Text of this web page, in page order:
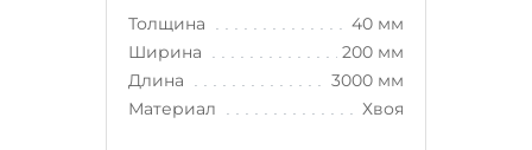
Толщина
40 мм
Ширина
200 мм
Длина
3000 мм
Материал
Хвоя